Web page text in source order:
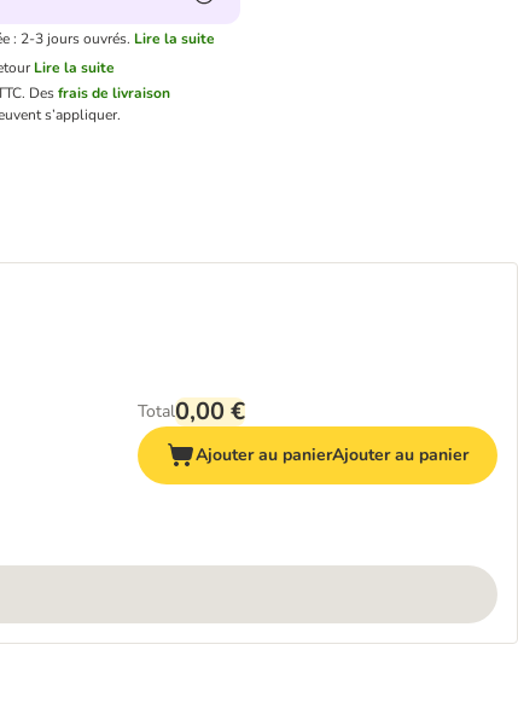
: 2-3 jours ouvrés. Lire la suite
Lire la suite
Desfrais de livraison
s’appliquer.
Total0,00 €
Ajouter au panierAjouter au panier